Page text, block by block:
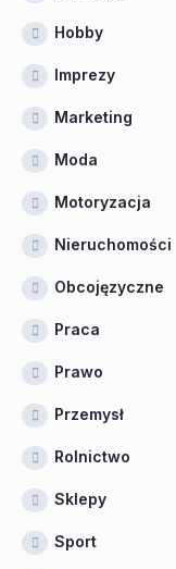
Hobby
Imprezy
Marketing
Moda
Motoryzacja
Nieruchomości
Obcojęzyczne
Praca
Prawo
Przemysł
Rolnictwo
Sklepy
Sport